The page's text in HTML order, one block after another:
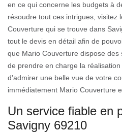
en ce qui concerne les budgets à
résoudre tout ces intrigues, visitez
Couverture qui se trouve dans
tout le devis en détail afin de
que Mario Couverture dispose des
de prendre en charge la
d'admirer une belle vue de votre
immédiatement Mario Couverture
Un service fiable en
Savigny 69210